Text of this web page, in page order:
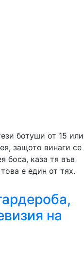
ботуши от 15 или
защото винаги се
боса, каза тя във
е един от тях.
на